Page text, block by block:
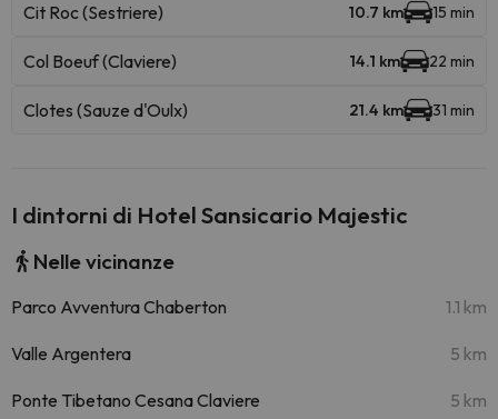
Cit Roc (Sestriere) 10.7 km 15 min
Col Boeuf (Claviere) 14.1 km 22 min
Clotes (Sauze d'Oulx) 21.4 km 31 min
I dintorni di Hotel Sansicario Majestic
Nelle vicinanze
Parco Avventura Chaberton 1.1 km
Valle Argentera 5 km
Ponte Tibetano Cesana Claviere 5 km